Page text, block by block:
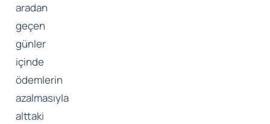
aradan
geçen
günler
içinde
ödemlerin
azalmasıyla
alttaki